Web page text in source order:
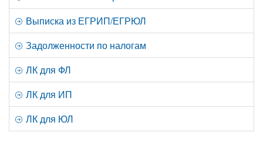
Выписка из ЕГРИП/ЕГРЮЛ
Задолженности по налогам
ЛК для ФЛ
ЛК для ИП
ЛК для ЮЛ